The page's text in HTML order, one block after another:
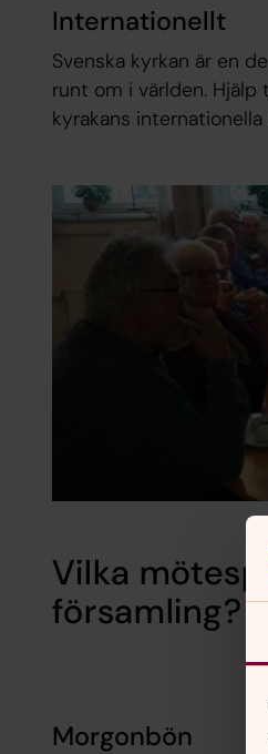
Internationellt
Svenska kyrkan är en
runt om i världen.
kyrakans
Vilka
församling?
Morgonbön